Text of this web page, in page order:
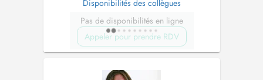
Disponibilités des collègues
Pas de disponibilités en ligne
Appeler pour prendre RDV